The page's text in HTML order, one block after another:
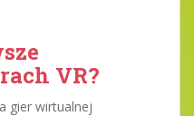
VR?
gier wirtualnej